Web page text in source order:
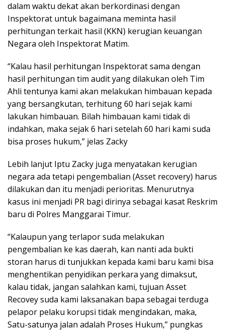
dalam waktu dekat akan berkordinasi dengan
Inspektorat untuk bagaimana meminta hasil
perhitungan terkait hasil (KKN) kerugian keuangan
Negara oleh Inspektorat Matim.
“Kalau hasil perhitungan Inspektorat sama dengan
hasil perhitungan tim audit yang dilakukan oleh Tim
Ahli tentunya kami akan melakukan himbauan kepada
yang bersangkutan, terhitung 60 hari sejak kami
lakukan himbauan. Bilah himbauan kami tidak di
indahkan, maka sejak 6 hari setelah 60 hari kami suda
bisa proses hukum,” jelas Zacky
Lebih lanjut Iptu Zacky juga menyatakan kerugian
negara ada tetapi pengembalian (Asset recovery) harus
dilakukan dan itu menjadi perioritas. Menurutnya
kasus ini menjadi PR bagi dirinya sebagai kasat Reskrim
baru di Polres Manggarai Timur.
“Kalaupun yang terlapor suda melakukan
pengembalian ke kas daerah, kan nanti ada bukti
storan harus di tunjukkan kepada kami baru kami bisa
menghentikan penyidikan perkara yang dimaksut,
kalau tidak, jangan salahkan kami, tujuan Asset
Recovey suda kami laksanakan bapa sebagai terduga
pelapor pelaku korupsi tidak mengindakan, maka,
Satu-satunya jalan adalah Proses Hukum,” pungkas